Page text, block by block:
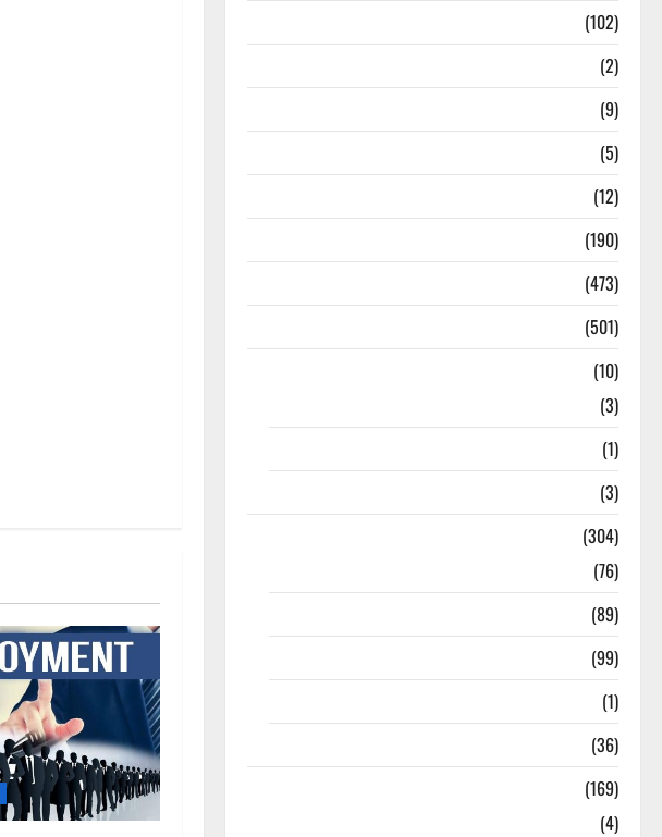
(102)
(2)
(9)
(5)
(12)
(190)
(473)
(501)
(10)
(3)
(1)
(3)
(304)
(76)
(89)
(99)
(1)
(36)
(169)
(4)